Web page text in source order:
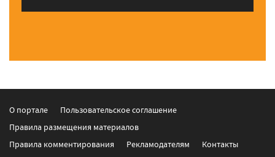
О портале
Пользовательское соглашение
Правила размещения материалов
Правила комментирования
Рекламодателям Контакты